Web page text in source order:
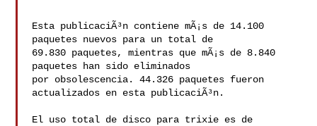
Esta publicaciÃ³n contiene mÃ¡s de 14.100
paquetes nuevos para un total de
69.830 paquetes, mientras que mÃ¡s de 8.840
paquetes han sido eliminados
por obsolescencia. 44.326 paquetes fueron
actualizados en esta publicaciÃ³n.
El uso total de disco para trixie es de